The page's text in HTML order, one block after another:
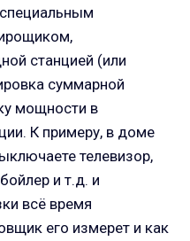
станцией (или
суммарной
мощности в
К примеру, в доме
телевизор,
и т.д. и
всё время
его измерет и как